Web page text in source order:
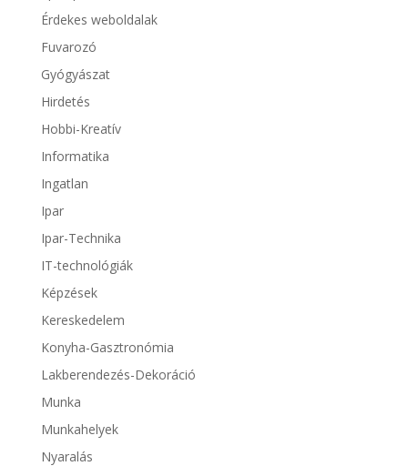
Érdekes weboldalak
Fuvarozó
Gyógyászat
Hirdetés
Hobbi-Kreatív
Informatika
Ingatlan
Ipar
Ipar-Technika
IT-technológiák
Képzések
Kereskedelem
Konyha-Gasztronómia
Lakberendezés-Dekoráció
Munka
Munkahelyek
Nyaralás